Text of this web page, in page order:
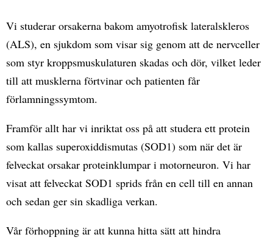
Vi studerar orsakerna bakom amyotrofisk lateralskleros
(ALS), en sjukdom som visar sig genom att de nervceller
som styr kroppsmuskulaturen skadas och dör, vilket leder
till att musklerna förtvinar och patienten får
förlamningssymtom.
Framför allt har vi inriktat oss på att studera ett protein
som kallas superoxiddismutas (SOD1) som när det är
felveckat orsakar proteinklumpar i motorneuron. Vi har
visat att felveckat SOD1 sprids från en cell till en annan
och sedan ger sin skadliga verkan.
Vår förhoppning är att kunna hitta sätt att hindra